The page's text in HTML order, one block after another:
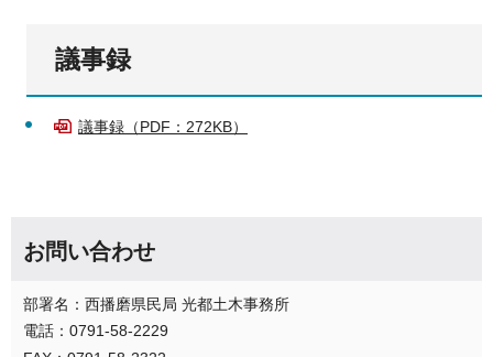
議事録
議事録（PDF：272KB）
お問い合わせ
部署名：西播磨県民局 光都土木事務所
電話：0791-58-2229